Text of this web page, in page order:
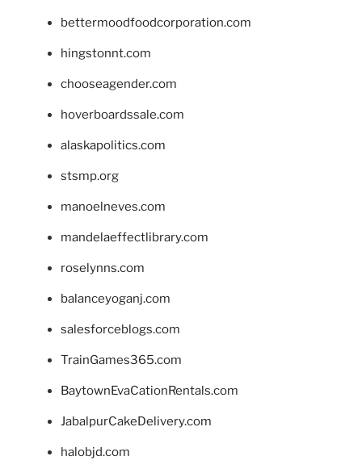
bettermoodfoodcorporation.com
hingstonnt.com
chooseagender.com
hoverboardssale.com
alaskapolitics.com
stsmp.org
manoelneves.com
mandelaeffectlibrary.com
roselynns.com
balanceyoganj.com
salesforceblogs.com
TrainGames365.com
BaytownEvaCationRentals.com
JabalpurCakeDelivery.com
halobjd.com